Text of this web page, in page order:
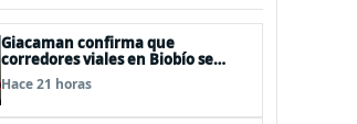
Giacaman confirma que
corredores viales en Biobío se
realizarán, pero no por la vía de la
concesión
Hace 21 horas